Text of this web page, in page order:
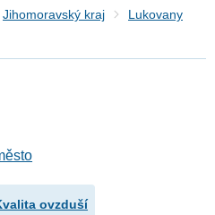
Jihomoravský kraj
Lukovany
ovzduší